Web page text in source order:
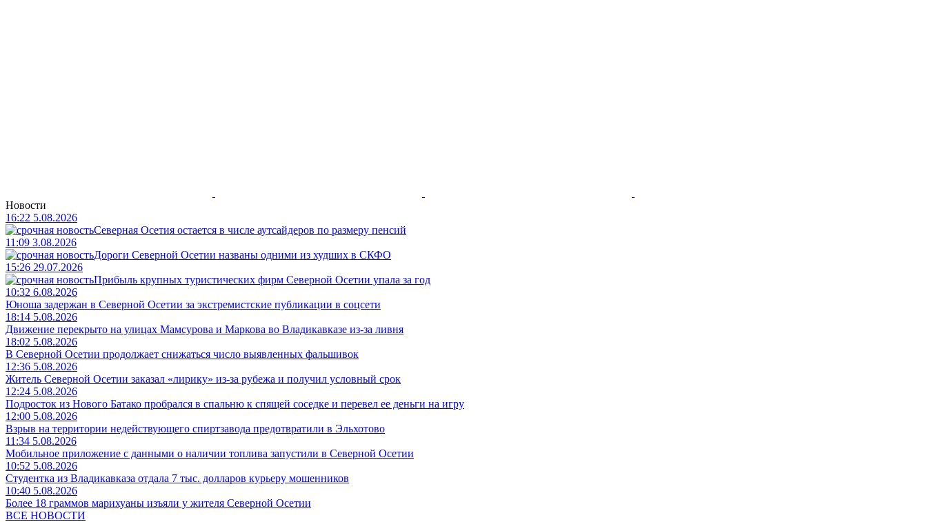
Новости
16:22 5.08.2026
Северная Осетия остается в числе аутсайдеров по размеру пенсий
11:09 3.08.2026
Дороги Северной Осетии названы одними из худших в СКФО
15:26 29.07.2026
Прибыль крупных туристических фирм Северной Осетии упала за год
10:32 6.08.2026
Юноша задержан в Северной Осетии за экстремистские публикации в соцсети
18:14 5.08.2026
Движение перекрыто на улицах Мамсурова и Маркова во Владикавказе из-за ливня
18:02 5.08.2026
В Северной Осетии продолжает снижаться число выявленных фальшивок
12:36 5.08.2026
Житель Северной Осетии заказал «лирику» из-за рубежа и получил условный срок
12:24 5.08.2026
Подросток из Нового Батако пробрался в спальню к спящей соседке и перевел ее деньги на игру
12:00 5.08.2026
Взрыв на территории недействующего спиртзавода предотвратили в Эльхотово
11:34 5.08.2026
Мобильное приложение с данными о наличии топлива запустили в Северной Осетии
10:52 5.08.2026
Студентка из Владикавказа отдала 7 тыс. долларов курьеру мошенников
10:40 5.08.2026
Более 18 граммов марихуаны изъяли у жителя Северной Осетии
ВСЕ НОВОСТИ